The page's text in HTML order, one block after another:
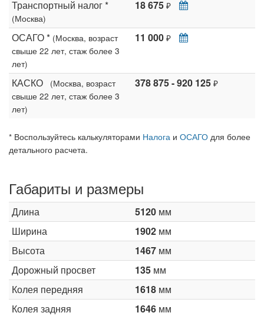
Транспортный налог *
(Москва)
18 675 ₽
ОСАГО * (Москва, возраст
свыше 22 лет, стаж более 3
лет)
11 000 ₽
КАСКО
(Москва, возраст
свыше 22 лет, стаж более 3
лет)
378 875 - 920 125 ₽
* Воспользуйтесь калькуляторами Налога и ОСАГО для более
детального расчета.
Габариты и размеры
Длина 5120 мм
Ширина
1902 мм
Высота
1467 мм
Дорожный просвет
135 мм
Колея передняя
1618 мм
Колея задняя
1646 мм